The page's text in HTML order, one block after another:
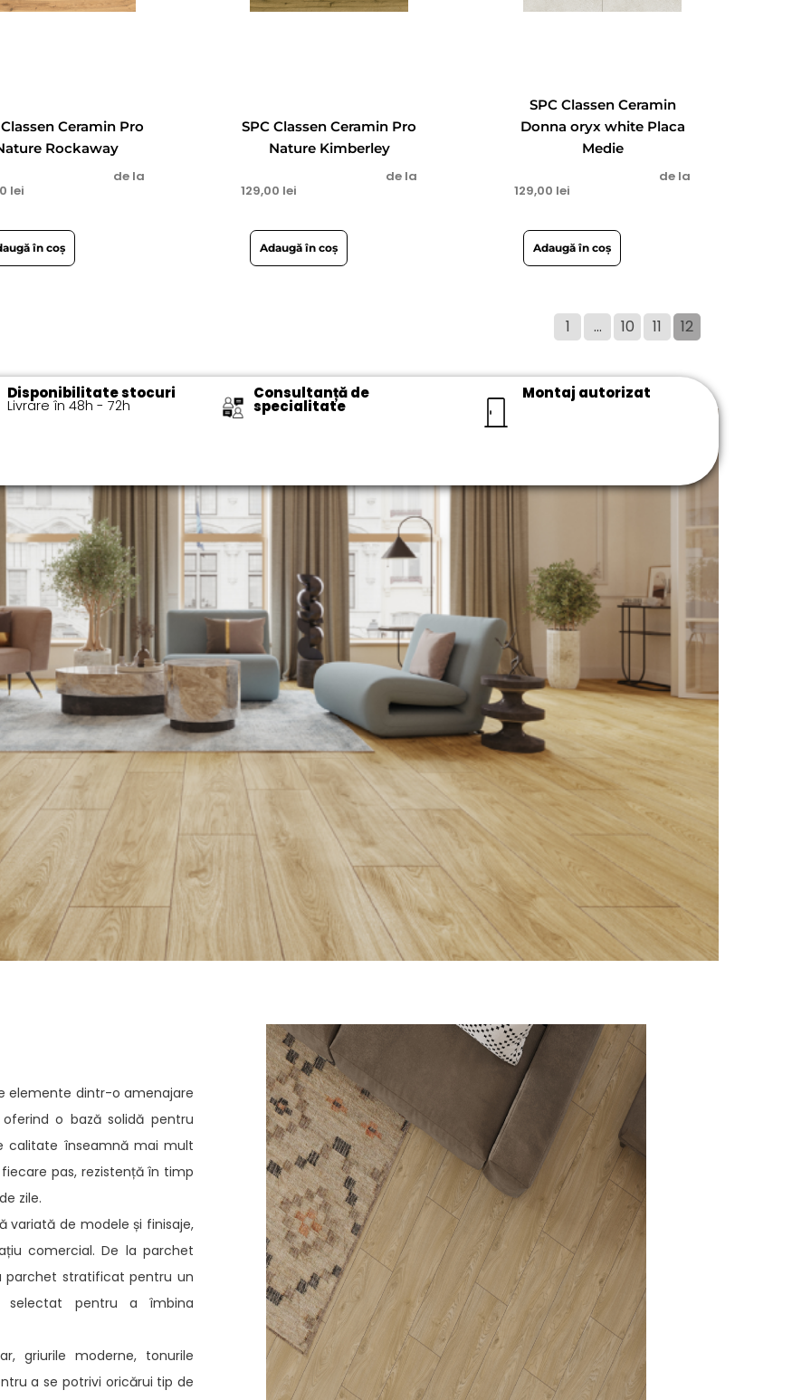
Ceramin Pro
Rockaway
de la
lei
în coș
SPC Classen Ceramin Pro
Nature Kimberley
de la
129,00 lei
Adaugă în coș
SPC Classen Ceramin
Donna oryx white Placa
Medie
de la
129,00 lei
Adaugă în coș
1 … 10 11 12
Disponibilitate stocuri
Livrare în 48h - 72h​
Consultanță de
specialitate​
Montaj autorizat
elemente dintr-o amenajare
o bază solidă pentru
calitate înseamnă mai mult
pas, rezistență în timp
zile.
variată de modele și finisaje,
comercial. De la parchet
parchet stratificat pentru un
selectat pentru a îmbina
griurile moderne, tonurile
a se potrivi oricărui tip de